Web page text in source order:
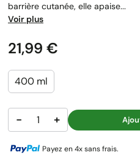
barrière cutanée, elle apaise...
Voir plus
Prix
21,99 €
400 ml
− +
Payez en 4x sans frais.